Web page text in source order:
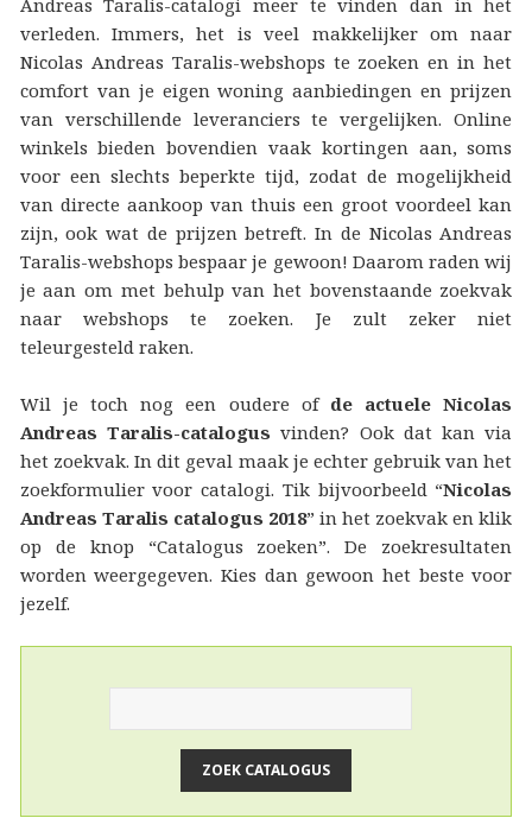
Andreas Taralis-catalogi meer te vinden dan in het
verleden. Immers, het is veel makkelijker om naar
Nicolas Andreas Taralis-webshops te zoeken en in het
comfort van je eigen woning aanbiedingen en prijzen
van verschillende leveranciers te vergelijken. Online
winkels bieden bovendien vaak kortingen aan, soms
voor een slechts beperkte tijd, zodat de mogelijkheid
van directe aankoop van thuis een groot voordeel kan
zijn, ook wat de prijzen betreft. In de Nicolas Andreas
Taralis-webshops bespaar je gewoon! Daarom raden wij
je aan om met behulp van het bovenstaande zoekvak
naar webshops te zoeken. Je zult zeker niet
teleurgesteld raken.
Wil je toch nog een oudere of de actuele Nicolas
Andreas Taralis-catalogus vinden? Ook dat kan via
het zoekvak. In dit geval maak je echter gebruik van het
zoekformulier voor catalogi. Tik bijvoorbeeld “Nicolas
Andreas Taralis catalogus 2018” in het zoekvak en klik
op de knop “Catalogus zoeken”. De zoekresultaten
worden weergegeven. Kies dan gewoon het beste voor
jezelf.